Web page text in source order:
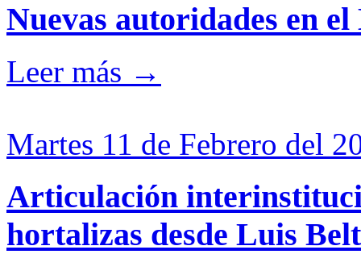
Nuevas autoridades en
Leer más →
Martes 11 de Febrero del
Articulación
hortalizas desde Luis